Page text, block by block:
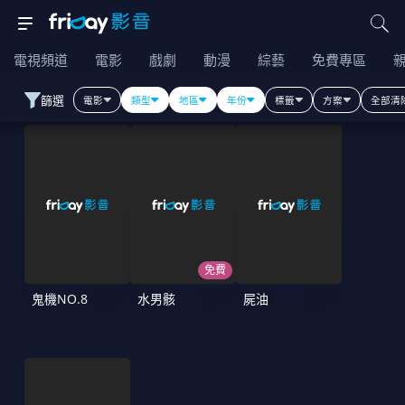
電視頻道 電影 戲劇 動漫 綜藝 免費專區
篩選 電影 類型 地區 年份 標籤 方案 全部清
鬼機NO.8
免費
水男骸 屍油